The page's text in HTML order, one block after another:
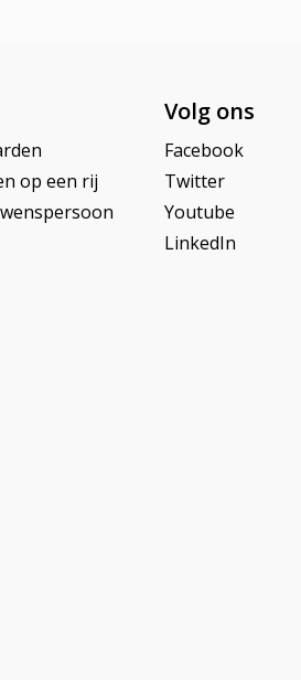
op een rij
Volg ons
Facebook
Twitter
Youtube
LinkedIn